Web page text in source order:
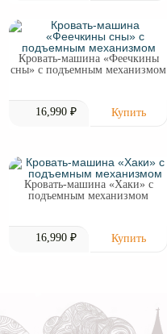
Кровать-машина «Феечкины
сны» с подъемным механизмом
16,990 ₽
Кровать-машина «Хаки» с
подъемным механизмом
16,990 ₽